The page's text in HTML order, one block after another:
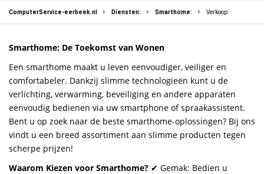
ComputerService-eerbeek.nl Diensten: Smarthome: Verkoop:
Smarthome: De Toekomst van Wonen
Een smarthome maakt u leven eenvoudiger, veiliger en
comfortabeler. Dankzij slimme technologieën kunt u de
verlichting, verwarming, beveiliging en andere apparaten
eenvoudig bedienen via uw smartphone of spraakassistent.
Bent u op zoek naar de beste smarthome-oplossingen? Bij ons
vindt u een breed assortiment aan slimme producten tegen
scherpe prijzen!
Waarom Kiezen voor Smarthome? ✔ Gemak: Bedien u